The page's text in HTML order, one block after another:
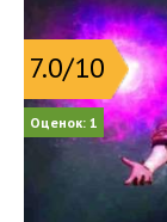
7.0/10
Оценок: 1